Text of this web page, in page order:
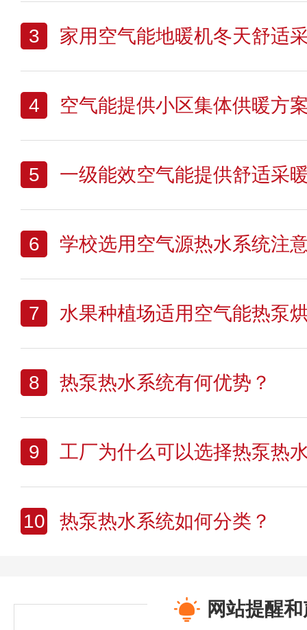
3 家用空气能地暖机冬天舒适
4 空气能提供小区集体供暖方
5 一级能效空气能提供舒适采
6 学校选用空气源热水系统注
7 水果种植场适用空气能热泵
8 热泵热水系统有何优势？
9 工厂为什么可以选择热泵热
10 热泵热水系统如何分类？
网站提醒